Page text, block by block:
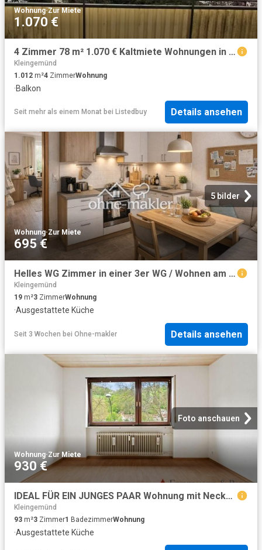
Wohnung·Zur Miete
1.070 €
4 Zimmer 78 m² 1.070 € Kaltmiete Wohnungen in Neckargemünd
Kleingemünd
1.012 m²4 ZimmerWohnung
·Balkon
Seit mehr als einem Monat bei Listedbuy Details ansehen
5 bilder
Wohnung·Zur Miete
695 €
Helles WG Zimmer in einer 3er WG / Wohnen am Park
Kleingemünd
19 m²3 ZimmerWohnung
·Ausgestattete Küche
Seit 3 Wochen bei Ohne-makler Details ansehen
Foto anschauen
Wohnung·Zur Miete
930 €
IDEAL FÜR EIN JUNGES PAAR Wohnung mit Neckarblick in verkehrsgünstiger Lage
Kleingemünd
93 m²3 Zimmer1 BadezimmerWohnung
·Ausgestattete Küche